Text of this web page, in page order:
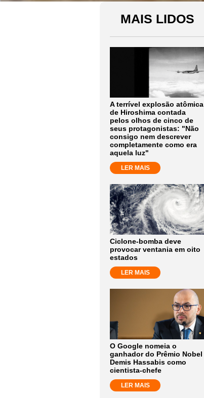
MAIS LIDOS
A terrível explosão atômica
de Hiroshima contada
pelos olhos de cinco de
seus protagonistas: "Não
consigo nem descrever
completamente como era
aquela luz"
LER MAIS
Ciclone-bomba deve
provocar ventania em oito
estados
LER MAIS
O Google nomeia o
ganhador do Prêmio Nobel
Demis Hassabis como
cientista-chefe
LER MAIS